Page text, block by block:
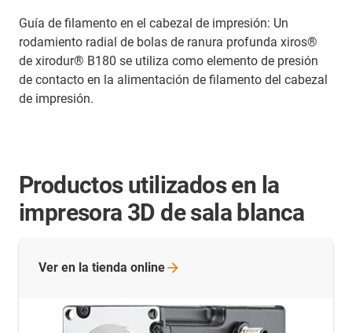
Guía de filamento en el cabezal de impresión: Un
rodamiento radial de bolas de ranura profunda xiros®
de xirodur® B180 se utiliza como elemento de presión
de contacto en la alimentación de filamento del cabezal
de impresión.
Productos utilizados en la
impresora 3D de sala blanca
Ver en la tienda online